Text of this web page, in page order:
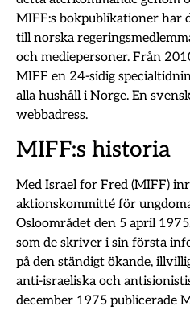
MIFF:s bokpublikationer har
till norska
och mediepersoner. Från
MIFF en 24-sidig
alla hushåll i Norge. En
webbadress.
MIFF:s historia
Med Israel for Fred (MIFF)
aktionskommitté för
Osloområdet den 5 april
som de skriver i sin första
på den ständigt ökande,
anti-israeliska och
december 1975 publicerade